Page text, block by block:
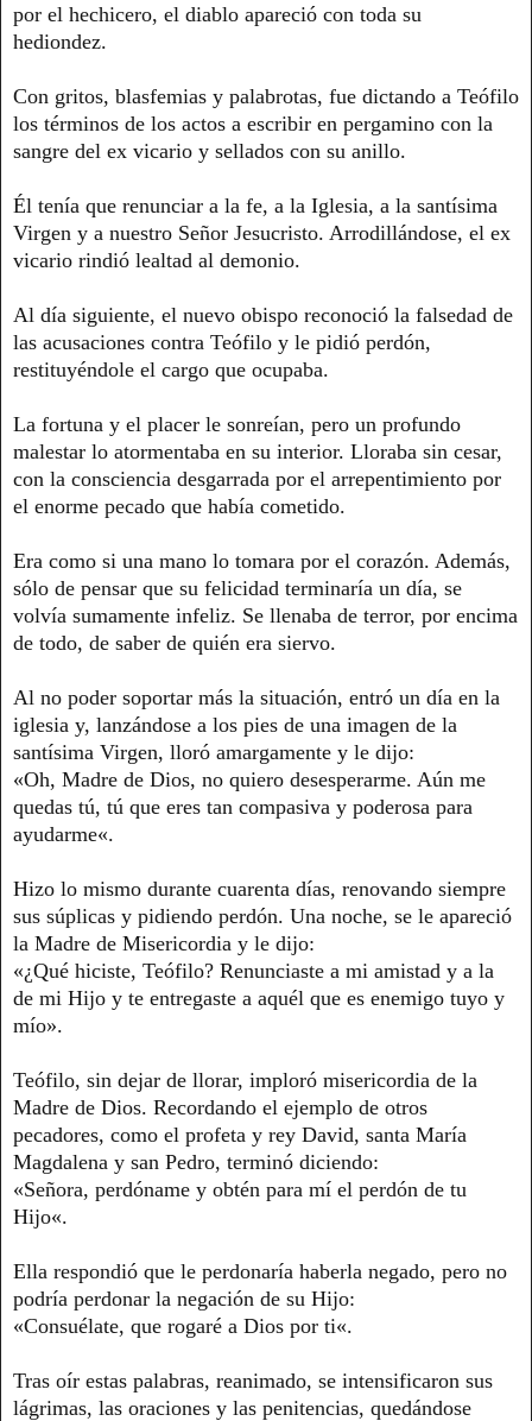
por el hechicero, el diablo apareció con toda su
hediondez.
Con gritos, blasfemias y palabrotas, fue dictando a Teófilo
los términos de los actos a escribir en pergamino con la
sangre del ex vicario y sellados con su anillo.
Él tenía que renunciar a la fe, a la Iglesia, a la santísima
Virgen y a nuestro Señor Jesucristo. Arrodillándose, el ex
vicario rindió lealtad al demonio.
Al día siguiente, el nuevo obispo reconoció la falsedad de
las acusaciones contra Teófilo y le pidió perdón,
restituyéndole el cargo que ocupaba.
La fortuna y el placer le sonreían, pero un profundo
malestar lo atormentaba en su interior. Lloraba sin cesar,
con la consciencia desgarrada por el arrepentimiento por
el enorme pecado que había cometido.
Era como si una mano lo tomara por el corazón. Además,
sólo de pensar que su felicidad terminaría un día, se
volvía sumamente infeliz. Se llenaba de terror, por encima
de todo, de saber de quién era siervo.
Al no poder soportar más la situación, entró un día en la
iglesia y, lanzándose a los pies de una imagen de la
santísima Virgen, lloró amargamente y le dijo:
«Oh, Madre de Dios, no quiero desesperarme. Aún me
quedas tú, tú que eres tan compasiva y poderosa para
ayudarme«.
Hizo lo mismo durante cuarenta días, renovando siempre
sus súplicas y pidiendo perdón. Una noche, se le apareció
la Madre de Misericordia y le dijo:
«¿Qué hiciste, Teófilo? Renunciaste a mi amistad y a la
de mi Hijo y te entregaste a aquél que es enemigo tuyo y
mío».
Teófilo, sin dejar de llorar, imploró misericordia de la
Madre de Dios. Recordando el ejemplo de otros
pecadores, como el profeta y rey David, santa María
Magdalena y san Pedro, terminó diciendo:
«Señora, perdóname y obtén para mí el perdón de tu
Hijo«.
Ella respondió que le perdonaría haberla negado, pero no
podría perdonar la negación de su Hijo:
«Consuélate, que rogaré a Dios por ti«.
Tras oír estas palabras, reanimado, se intensificaron sus
lágrimas, las oraciones y las penitencias, quedándose